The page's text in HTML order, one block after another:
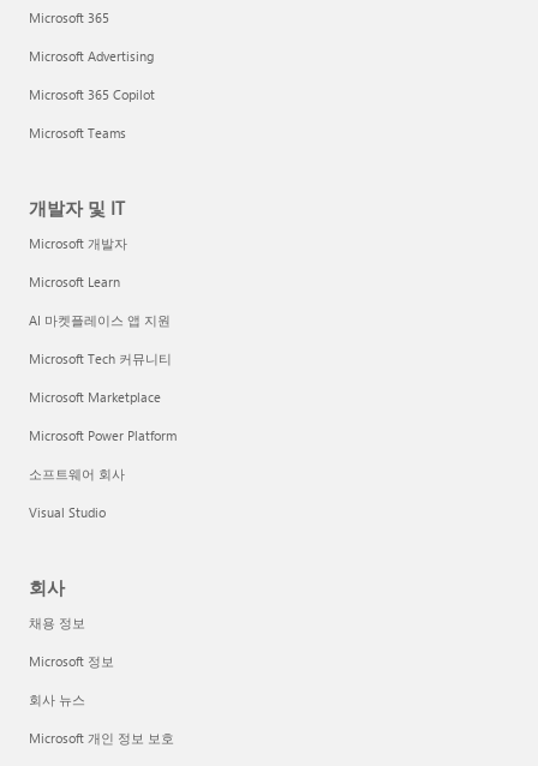
Microsoft 365
Microsoft Advertising
Microsoft 365 Copilot
Microsoft Teams
개발자 및 IT
Microsoft 개발자
Microsoft Learn
AI 마켓플레이스 앱 지원
Microsoft Tech 커뮤니티
Microsoft Marketplace
Microsoft Power Platform
소프트웨어 회사
Visual Studio
회사
채용 정보
Microsoft 정보
회사 뉴스
Microsoft 개인 정보 보호